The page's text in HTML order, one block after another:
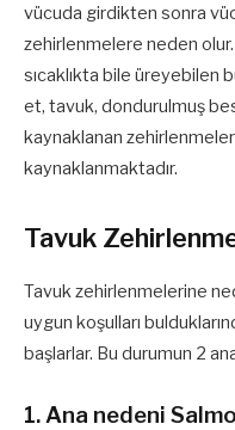
vücuda girdikten sonra
zehirlenmelere neden
sıcaklıkta bile üreyebilen
et, tavuk, dondurulmuş
kaynaklanan
kaynaklanmaktadır.
Tavuk
Tavuk zehirlenmelerine
uygun koşulları
başlarlar. Bu durumun 2
1. Ana nedeni